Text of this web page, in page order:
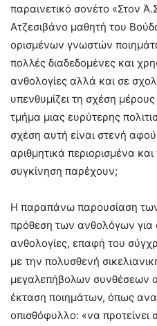
παραινετικό σονέτο «Στον
Ατζεσιβάνο μαθητή του
ορισμένων γνωστών
πολλές διαδεδομένες και
ανθολογίες αλλά και σε
υπενθυμίζει τη σχέση
τμήμα μιας ευρύτερης
σχέση αυτή είναι στενή
αριθμητικά περιορισμένα
συγκίνηση παρέχουν;
Η παραπάνω παρουσίαση
πρόθεση των ανθολόγων για
ανθολογίες, επαφή του
με την πολυσθενή
μεγαλεπήβολων συνθέσεων
έκταση ποιημάτων, όπως
οπισθόφυλλο: «να προτείνει